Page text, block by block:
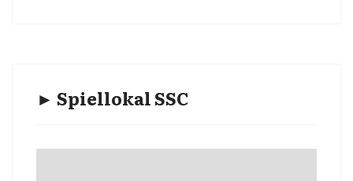
► Spiellokal SSC